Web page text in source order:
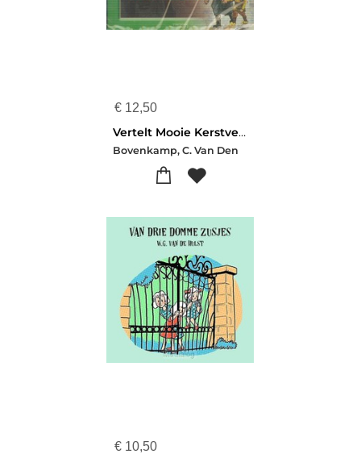
€ 12,50
Vertelt Mooie Kerstverhalen 2 Cd
Bovenkamp, C. Van Den
€ 10,50